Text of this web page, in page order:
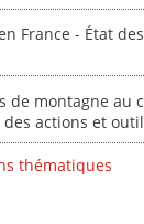
France - État
de montagne au
actions et
thématiques